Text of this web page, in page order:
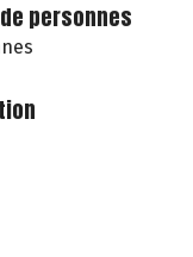
personnes